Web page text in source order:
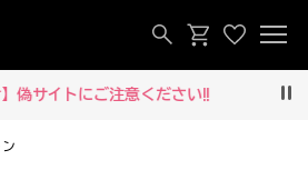
偽サイトにご注意ください‼